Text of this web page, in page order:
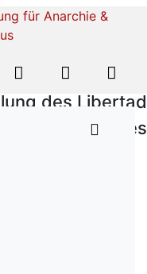
des Libertad
Verlages